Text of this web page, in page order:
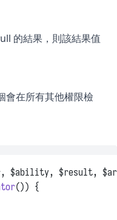
的結果，則該結果值
會在所有其他權限檢
$ability, $result,
()) {